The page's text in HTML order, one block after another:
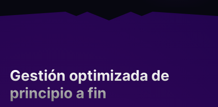
Gestión optimizada de
principio a fin